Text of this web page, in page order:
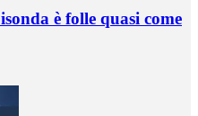
è folle quasi come